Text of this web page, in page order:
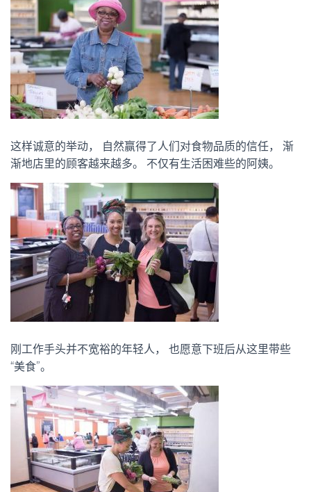
这样诚意的举动， 自然赢得了人们对食物品质的信任， 渐
渐地店里的顾客越来越多。 不仅有生活困难些的阿姨。
刚工作手头并不宽裕的年轻人， 也愿意下班后从这里带些
“美食”。